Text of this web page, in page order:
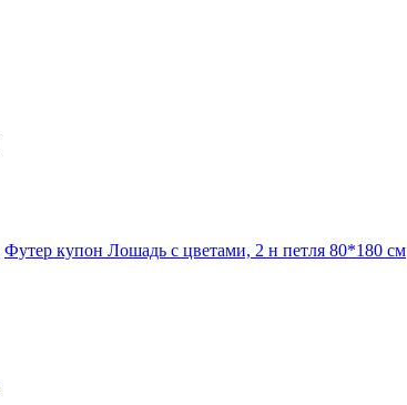
Футер купон Лошадь с цветами, 2 н петля 80*180 см